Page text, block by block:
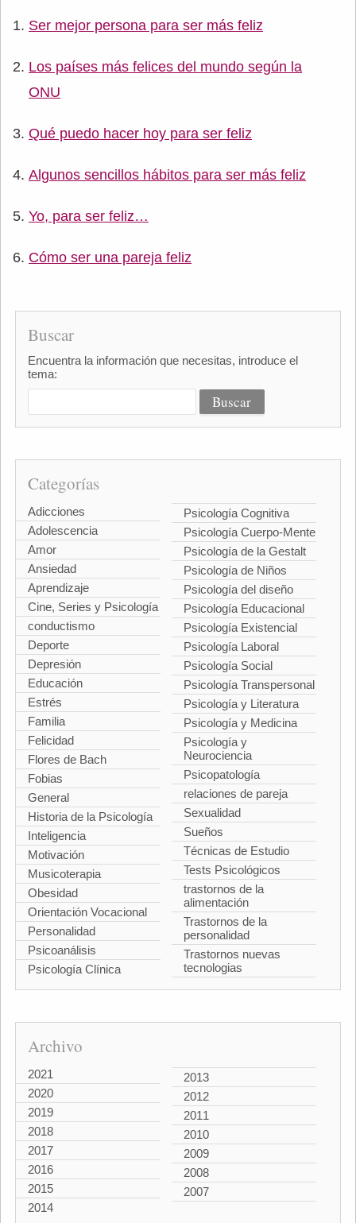
Ser mejor persona para ser más feliz
Los países más felices del mundo según la
ONU
Qué puedo hacer hoy para ser feliz
Algunos sencillos hábitos para ser más feliz
Yo, para ser feliz…
Cómo ser una pareja feliz
Buscar
Encuentra la información que necesitas, introduce el
tema:
Categorías
Adicciones
Adolescencia
Amor
Ansiedad
Aprendizaje
Cine, Series y Psicología
conductismo
Deporte
Depresión
Educación
Estrés
Familia
Felicidad
Flores de Bach
Fobias
General
Historia de la Psicología
Inteligencia
Motivación
Musicoterapia
Obesidad
Orientación Vocacional
Personalidad
Psicoanálisis
Psicología Clínica
Psicología Cognitiva
Psicología Cuerpo-Mente
Psicología de la Gestalt
Psicología de Niños
Psicología del diseño
Psicología Educacional
Psicología Existencial
Psicología Laboral
Psicología Social
Psicología Transpersonal
Psicología y Literatura
Psicología y Medicina
Psicología y
Neurociencia
Psicopatología
relaciones de pareja
Sexualidad
Sueños
Técnicas de Estudio
Tests Psicológicos
trastornos de la
alimentación
Trastornos de la
personalidad
Trastornos nuevas
tecnologias
Archivo
2021
2020
2019
2018
2017
2016
2015
2014
2013
2012
2011
2010
2009
2008
2007